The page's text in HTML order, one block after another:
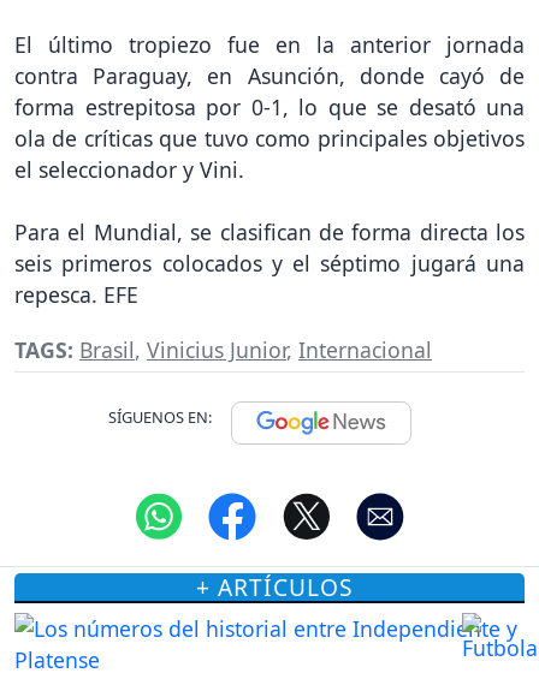
El último tropiezo fue en la anterior jornada
contra Paraguay, en Asunción, donde cayó de
forma estrepitosa por 0-1, lo que se desató una
ola de críticas que tuvo como principales objetivos
el seleccionador y Vini.
Para el Mundial, se clasifican de forma directa los
seis primeros colocados y el séptimo jugará una
repesca. EFE
TAGS: Brasil, Vinicius Junior, Internacional
SÍGUENOS EN:
+ ARTÍCULOS